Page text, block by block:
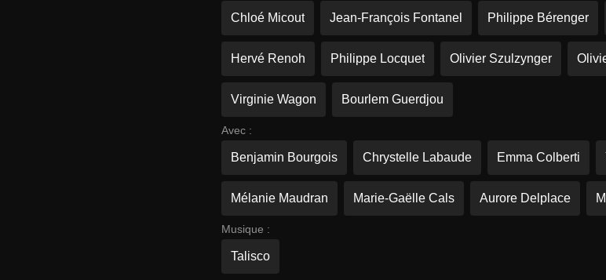
Chloé Micout Jean-François Fontanel Philippe Bérenger
Hervé Renoh Philippe Locquet Olivier Szulzynger
Virginie Wagon Bourlem Guerdjou
Avec :
Benjamin Bourgois Chrystelle Labaude Emma Colberti
Mélanie Maudran Marie-Gaëlle Cals Aurore Delplace
Musique :
Talisco